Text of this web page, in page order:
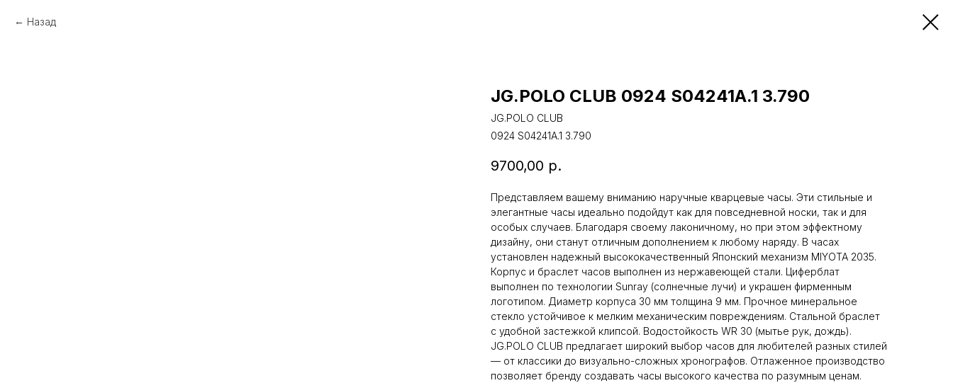
Назад
JG.POLO CLUB 0924 S04241A.1 3.790
JG.POLO CLUB
0924 S04241A.1 3.790
9700,00 р.
Представляем вашему вниманию наручные кварцевые часы. Эти стильные и
элегантные часы идеально подойдут как для повседневной носки, так и для
особых случаев. Благодаря своему лаконичному, но при этом эффектному
дизайну, они станут отличным дополнением к любому наряду. В часах
установлен надежный высококачественный Японский механизм MIYOTA 2035.
Корпус и браслет часов выполнен из нержавеющей стали. Циферблат
выполнен по технологии Sunray (солнечные лучи) и украшен фирменным
логотипом. Диаметр корпуса 30 мм толщина 9 мм. Прочное минеральное
стекло устойчивое к мелким механическим повреждениям. Стальной браслет
с удобной застежкой клипсой. Водостойкость WR 30 (мытье рук, дождь).
JG.POLO CLUB предлагает широкий выбор часов для любителей разных стилей
— от классики до визуально-сложных хронографов. Отлаженное производство
позволяет бренду создавать часы высокого качества по разумным ценам.